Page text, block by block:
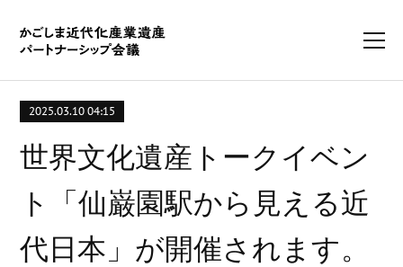
2025.03.10 04:15
世界文化遺産トークイベン
ト「仙巌園駅から見える近
代日本」が開催されます。